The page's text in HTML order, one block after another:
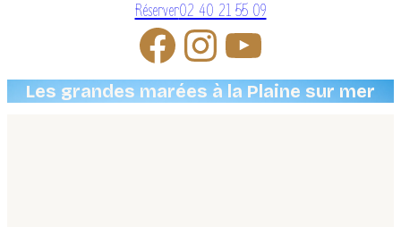
Réserver02 40 21 55 09
Les grandes marées à la Plaine sur mer